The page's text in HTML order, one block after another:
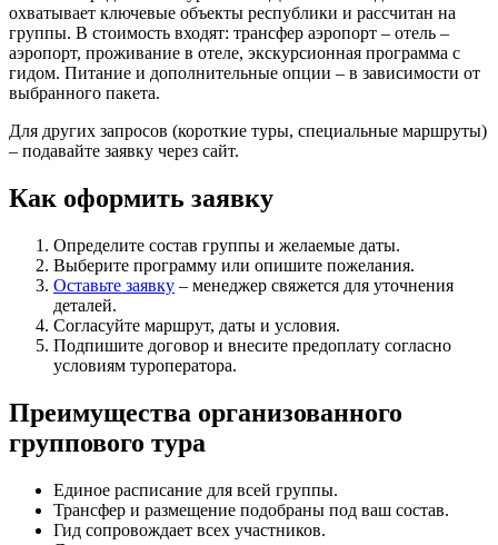
охватывает ключевые объекты республики и рассчитан на
группы. В стоимость входят: трансфер аэропорт – отель –
аэропорт, проживание в отеле, экскурсионная программа с
гидом. Питание и дополнительные опции – в зависимости от
выбранного пакета.
Для других запросов (короткие туры, специальные маршруты)
– подавайте заявку через сайт.
Как оформить заявку
Определите состав группы и желаемые даты.
Выберите программу или опишите пожелания.
Оставьте заявку – менеджер свяжется для уточнения
деталей.
Согласуйте маршрут, даты и условия.
Подпишите договор и внесите предоплату согласно
условиям туроператора.
Преимущества организованного
группового тура
Единое расписание для всей группы.
Трансфер и размещение подобраны под ваш состав.
Гид сопровождает всех участников.